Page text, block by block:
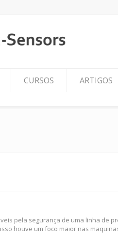
CURSOS ARTIGOS
pela segurança de uma linha de
houve um foco maior nas